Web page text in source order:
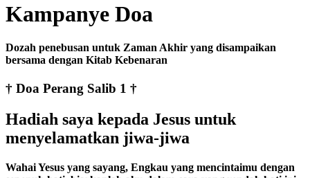
Kampanye Doa
Dozah penebusan untuk Zaman Akhir yang disampaikan
bersama dengan Kitab Kebenaran
† Doa Perang Salib 1 †
Hadiah saya kepada Jesus untuk
menyelamatkan jiwa-jiwa
Wahai Yesus yang sayang, Engkau yang mencintaimu dengan